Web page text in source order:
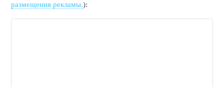
размещения рекламы.):